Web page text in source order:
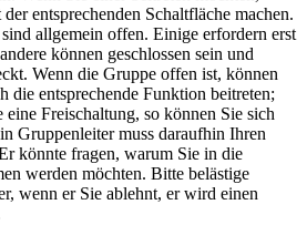
entsprechenden Schaltfläche machen.
allgemein offen. Einige erfordern erst
können geschlossen sein und
Wenn die Gruppe offen ist, können
die entsprechende Funktion beitreten;
Freischaltung, so können Sie sich
Gruppenleiter muss daraufhin Ihren
könnte fragen, warum Sie in die
werden möchten. Bitte belästige
wenn er Sie ablehnt, er wird einen